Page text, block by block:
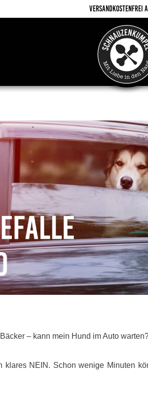
Versandkostenfrei
– kann mein Hund im Auto
klares NEIN. Schon wenige Minuten